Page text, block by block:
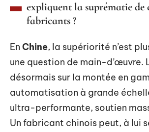
expliquent la suprématie de
fabricants ?
En Chine, la supériorité n’est
une question de main-d’œuvre.
désormais sur la montée en
automatisation à grande
ultra-performante, soutien
Un fabricant chinois peut, à lui